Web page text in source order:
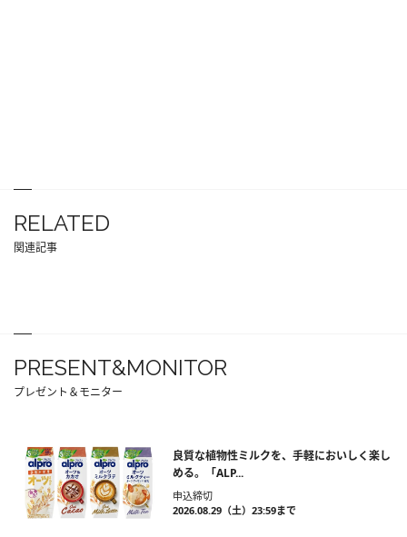
RELATED
関連記事
PRESENT&MONITOR
プレゼント＆モニター
良質な植物性ミルクを、手軽においしく楽し
める。「ALP...
申込締切
2026.08.29（土）23:59まで